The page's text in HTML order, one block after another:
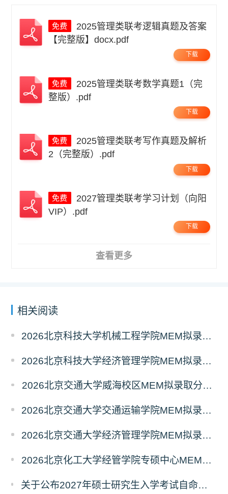
【完整版】docx.pdf
下载
整版）.pdf
下载
2（完整版）.pdf
下载
VIP）.pdf
下载
查看更多
相关阅读
2026北京科技大学机械工程学院MEM拟录取分析解读
2026北京科技大学经济管理学院MEM拟录取分析解读
2026北京交通大学威海校区MEM拟录取分析解读
2026北京交通大学交通运输学院MEM拟录取分析解读
2026北京交通大学经济管理学院MEM拟录取分析解读
2026北京化工大学经管学院专硕中心MEM拟录取分析解读
关于公布2027年硕士研究生入学考试自命题考试科目考试大纲的通知